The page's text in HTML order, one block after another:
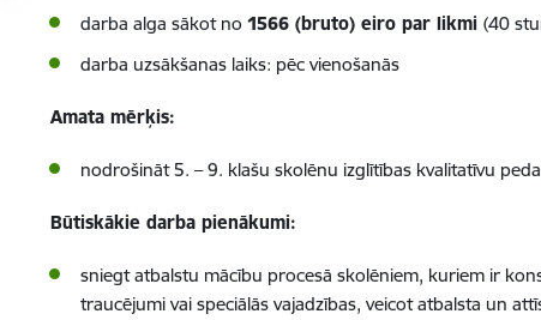
darba alga sākot no1566 (bruto) eiro par likmi(40
darba uzsākšanas laiks: pēc vienošanās
Amata mērķis:
nodrošināt 5. – 9. klašu skolēnu izglītības kvalitatīvu
Būtiskākie darba pienākumi:
sniegt atbalstu mācību procesā skolēniem, kuriem ir
traucējumi vai speciālās vajadzības, veicot atbalsta un